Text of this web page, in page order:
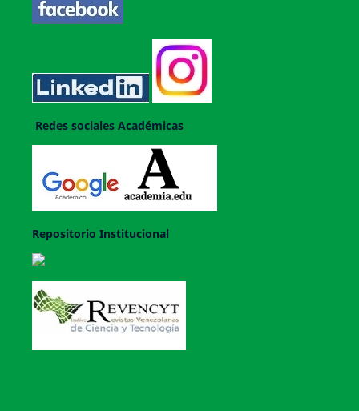
Redes sociales Académicas
Repositorio Institucional